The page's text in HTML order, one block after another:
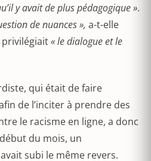
y avait de plus pédagogique ».
de nuances », a-t-elle
privilégiait« le dialogue et le
qui était de faire
de l’inciter à prendre des
le racisme en ligne, a donc
du mois, un
subi le même revers.